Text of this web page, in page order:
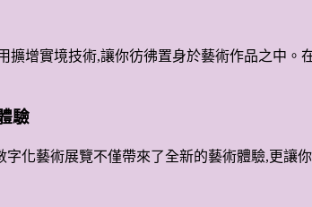
擴增實境技術,讓你彷彿置身於藝術作品之中
驗
字化藝術展覽不僅帶來了全新的藝術體驗,更